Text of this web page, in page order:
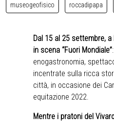
museogeofisico roccadipapa
Dal 15 al 25 settembre,
in scena “Fuori Mondiale”
enogastronomia,
incentrate sulla ricca
città, in occasione dei
equitazione 2022.
Mentre i pratoni del